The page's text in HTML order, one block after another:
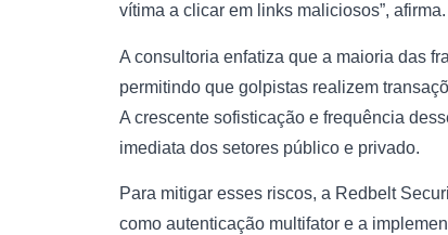
vítima a clicar em links maliciosos”, afirma.
A consultoria enfatiza que a maioria das
permitindo que golpistas realizem
A crescente sofisticação e frequência
imediata dos setores público e privado.
Para mitigar esses riscos, a Redbelt
como autenticação multifator e a